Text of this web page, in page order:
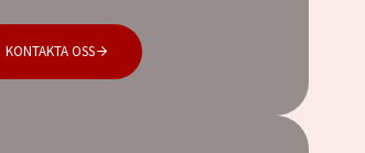
KONTAKTA OSS